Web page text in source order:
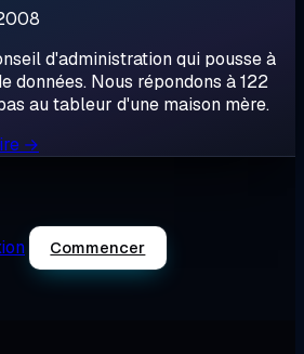
d'administration qui pousse à
données. Nous répondons à 122
au tableur d'une maison mère.
→
Commencer